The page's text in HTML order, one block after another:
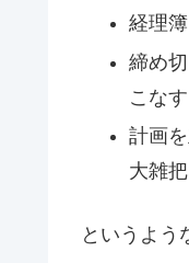
経理
締め
こなす
計画
大雑
というよう